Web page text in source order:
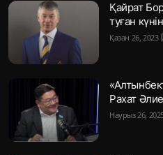
Қайрат
туған
Қазан 26, 2023
Рахат
Наурыз 26,